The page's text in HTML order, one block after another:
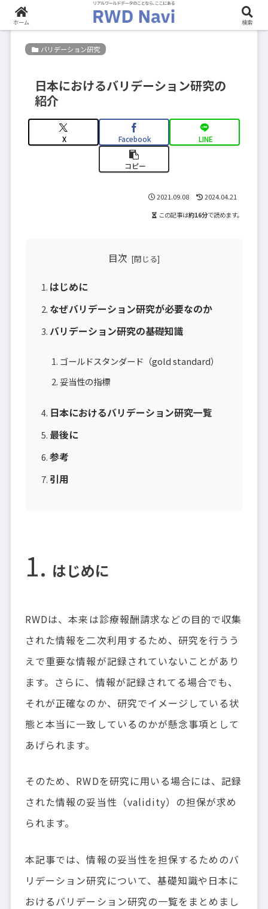
バリデーション研究
日本におけるバリデーション研究の
紹介
X Facebook LINE
コピー
2021.09.08 2024.04.21
この記事は約16分で読めます。
目次
はじめに
なぜバリデーション研究が必要なのか
バリデーション研究の基礎知識
ゴールドスタンダード（gold standard）
妥当性の指標
日本におけるバリデーション研究一覧
最後に
参考
引用
はじめに
RWDは、本来は診療報酬請求などの目的で収集
された情報を二次利用するため、研究を行うう
えで重要な情報が記録されていないことがあり
ます。さらに、情報が記録されてる場合でも、
それが正確なのか、研究でイメージしている状
態と本当に一致しているのかが懸念事項として
あげられます。
そのため、RWDを研究に用いる場合には、記録
された情報の妥当性（validity）の担保が求め
られます。
本記事では、情報の妥当性を担保するためのバ
リデーション研究について、基礎知識や日本に
おけるバリデーション研究の一覧をまとめまし
ホーム 検索